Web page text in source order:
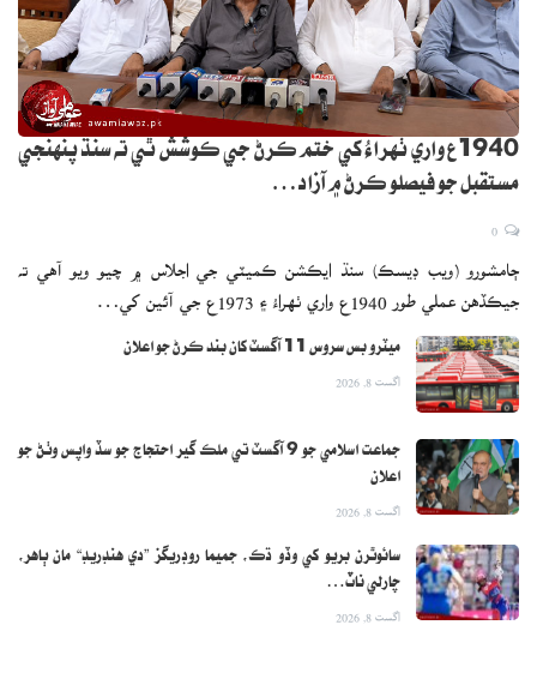
1940ع واري ٺهراءُ کي ختم ڪرڻ جي ڪوشش ٿي ته سنڌ پنهنجي
مستقبل جو فيصلو ڪرڻ ۾ آزاد…
ڄامشورو (ويب ڊيسڪ) سنڌ ايڪشن ڪميٽي جي اجلاس ۾ چيو ويو آهي ته
جيڪڏهن عملي طور 1940ع واري ٺهراءُ ۽ 1973ع جي آئين کي…
ميٽرو بس سروس 11 آگسٽ کان بند ڪرڻ جو اعلان
اگست 8, 2026
جماعت اسلامي جو 9 آگسٽ تي ملڪ گير احتجاج جو سڏ واپس وٺڻ جو
اعلان
اگست 8, 2026
سائوٿرن بريو کي وڏو ڌڪ، جميما روڊريگز ”دي هنڊريڊ“ مان ٻاهر،
چارلي ناٽ…
اگست 8, 2026